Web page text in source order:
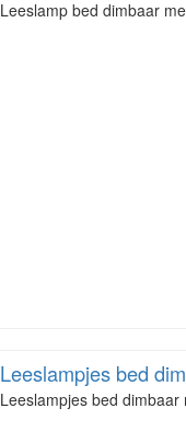
Leeslamp bed dimbaar
Leeslampjes bed
Leeslampjes bed